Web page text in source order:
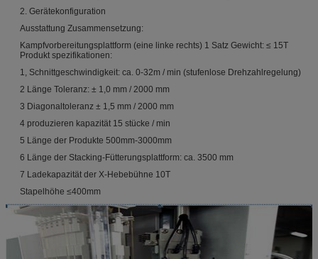
2. Gerätekonfiguration
Ausstattung Zusammensetzung:
Kampfvorbereitungsplattform (eine linke rechts) 1 Satz Gewicht: ≤ 15T
Produkt spezifikationen:
1, Schnittgeschwindigkeit: ca. 0-32m / min (stufenlose Drehzahlregelung)
2 Länge Toleranz: ± 1,0 mm / 2000 mm
3 Diagonaltoleranz ± 1,5 mm / 2000 mm
4 produzieren kapazität 15 stücke / min
5 Länge der Produkte 500mm-3000mm
6 Länge der Stacking-Fütterungsplattform: ca. 3500 mm
7 Ladekapazität der X-Hebebühne 10T
Stapelhöhe ≤400mm